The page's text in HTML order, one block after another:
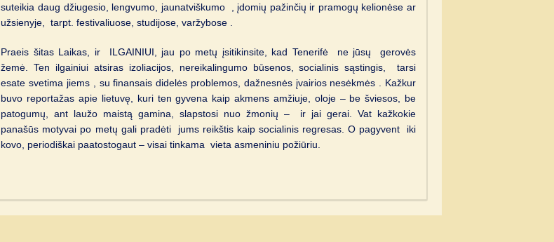
suteikia daug džiugesio, lengvumo, jaunatviškumo , įdomių pažinčių ir pramogų kelionėse ar
užsienyje, tarpt. festivaliuose, studijose, varžybose .
Praeis šitas Laikas, ir ILGAINIUI, jau po metų įsitikinsite, kad Tenerifė ne jūsų gerovės
žemė. Ten ilgainiui atsiras izoliacijos, nereikalingumo būsenos, socialinis sąstingis, tarsi
esate svetima jiems , su finansais didelės problemos, dažnesnės įvairios nesėkmės . Kažkur
buvo reportažas apie lietuvę, kuri ten gyvena kaip akmens amžiuje, oloje – be šviesos, be
patogumų, ant laužo maistą gamina, slapstosi nuo žmonių – ir jai gerai. Vat kažkokie
panašūs motyvai po metų gali pradėti jums reikštis kaip socialinis regresas. O pagyvent iki
kovo, periodiškai paatostogaut – visai tinkama vieta asmeniniu požiūriu.